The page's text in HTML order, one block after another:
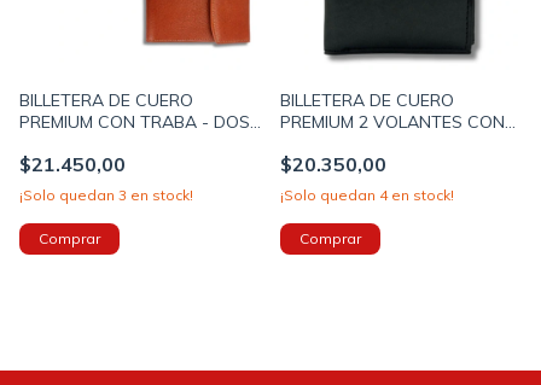
BILLETERA DE CUERO
PREMIUM CON TRABA - DOS
DOCUMENTO 12X9cm (B720)
$21.450,00
¡Solo quedan 3 en stock!
Comprar
BILLETERA DE CUERO
PREMIUM 2 VOLANTES CON
12X9cm (B225)
$20.350,00
¡Solo quedan 4en stock!
Comprar